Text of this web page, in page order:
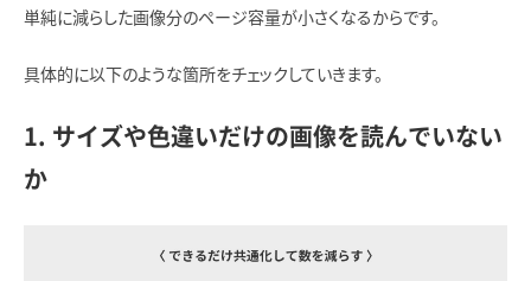
単純に減らした画像分のページ容量が小さくなるからです。
具体的に以下のような箇所をチェックしていきます。
1. サイズや色違いだけの画像を読んでいない
か